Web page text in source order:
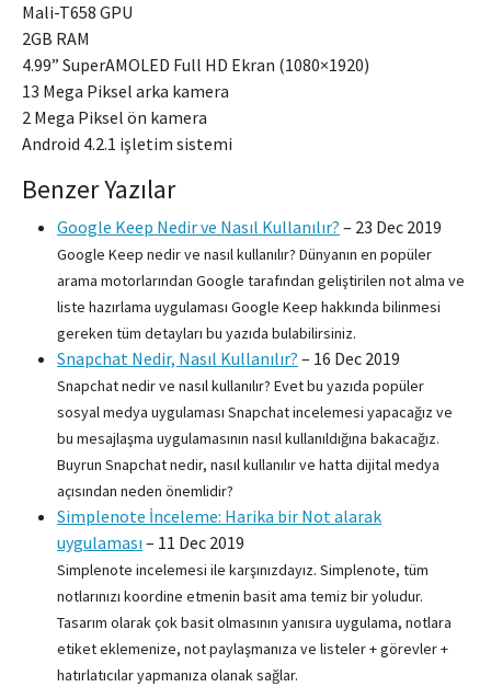
Mali-T658 GPU
2GB RAM
4.99” SuperAMOLED Full HD Ekran (1080×1920)
13 Mega Piksel arka kamera
2 Mega Piksel ön kamera
Android 4.2.1 işletim sistemi
Benzer Yazılar
Google Keep Nedir ve Nasıl Kullanılır? – 23 Dec 2019
Google Keep nedir ve nasıl kullanılır? Dünyanın en popüler
arama motorlarından Google tarafından geliştirilen not alma ve
liste hazırlama uygulaması Google Keep hakkında bilinmesi
gereken tüm detayları bu yazıda bulabilirsiniz.
Snapchat Nedir, Nasıl Kullanılır? – 16 Dec 2019
Snapchat nedir ve nasıl kullanılır? Evet bu yazıda popüler
sosyal medya uygulaması Snapchat incelemesi yapacağız ve
bu mesajlaşma uygulamasının nasıl kullanıldığına bakacağız.
Buyrun Snapchat nedir, nasıl kullanılır ve hatta dijital medya
açısından neden önemlidir?
Simplenote İnceleme: Harika bir Not alarak
uygulaması – 11 Dec 2019
Simplenote incelemesi ile karşınızdayız. Simplenote, tüm
notlarınızı koordine etmenin basit ama temiz bir yoludur.
Tasarım olarak çok basit olmasının yanısıra uygulama, notlara
etiket eklemenize, not paylaşmanıza ve listeler + görevler +
hatırlatıcılar yapmanıza olanak sağlar.